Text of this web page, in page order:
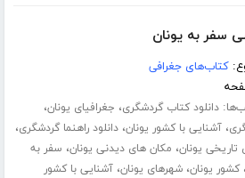
سفر به یونان
کتاب‌های جغرافی
دانلود کتاب گردشگری، جغرافیای یونان،
،آشنایی با کشور یونان،دانلود راهنما گردشگری،
تاریخی یونان، مکان های دیدنی یونان، سفر به
،کشور یونان،شهرهای یونان،آشنایی با کشور